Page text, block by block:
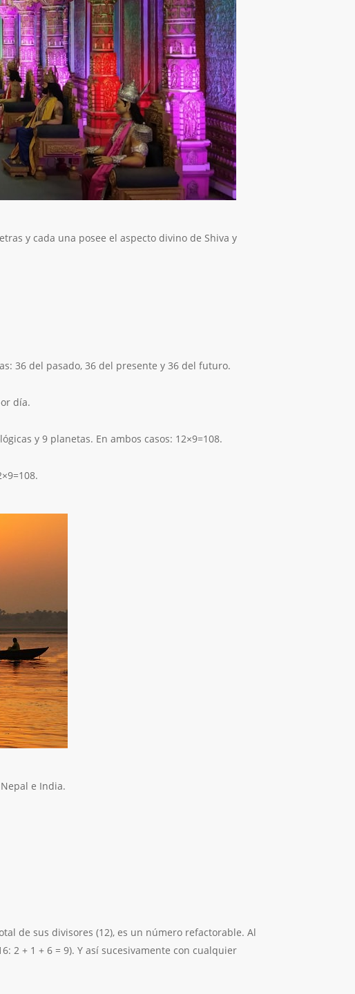
y cada una posee el aspecto divino de Shiva y
36 del pasado, 36 del presente y 36 del futuro.
día.
y 9 planetas. En ambos casos: 12×9=108.
e India.
de sus divisores (12), es un número refactorable. Al
2 + 1 + 6 = 9). Y así sucesivamente con cualquier